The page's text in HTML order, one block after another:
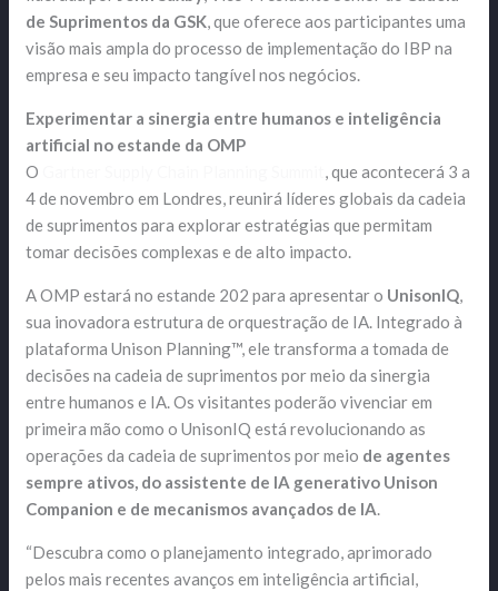
de Suprimentos da GSK, que oferece aos participantes uma
visão mais ampla do processo de implementação do IBP na
empresa e seu impacto tangível nos negócios.
Experimentar a sinergia entre humanos e inteligência
artificial no estande da OMP
O
, que acontecerá 3 a
4 de novembro em Londres, reunirá líderes globais da cadeia
de suprimentos para explorar estratégias que permitam
tomar decisões complexas e de alto impacto.
A OMP estará no estande 202 para apresentar o UnisonIQ,
sua inovadora estrutura de orquestração de IA. Integrado à
plataforma Unison Planning™, ele transforma a tomada de
decisões na cadeia de suprimentos por meio da sinergia
entre humanos e IA. Os visitantes poderão vivenciar em
primeira mão como o UnisonIQ está revolucionando as
operações da cadeia de suprimentos por meio de agentes
sempre ativos, do assistente de IA generativo Unison
Companion e de mecanismos avançados de IA.
“Descubra como o planejamento integrado, aprimorado
pelos mais recentes avanços em inteligência artificial,